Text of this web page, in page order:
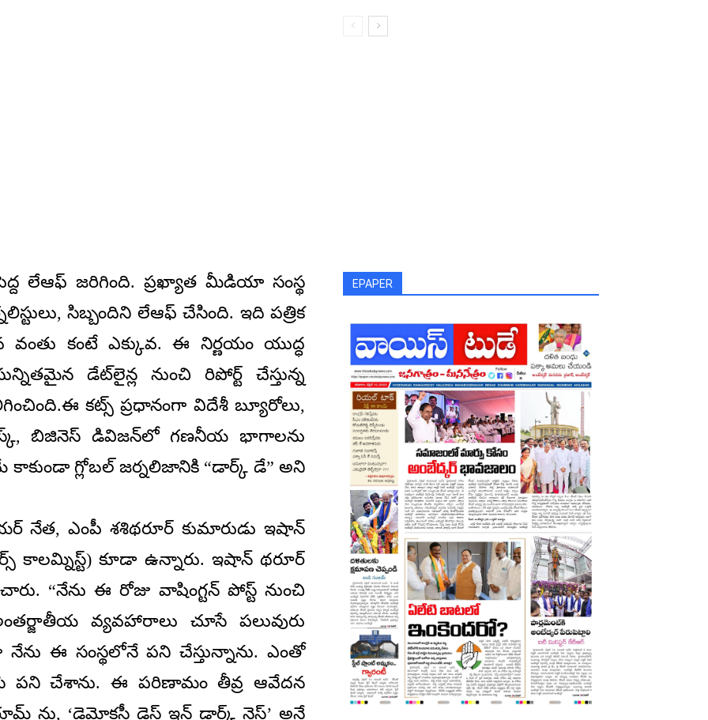
లేఆఫ్ జరిగింది. ప్రఖ్యాత మీడియా సంస్థ
సిబ్బందిని లేఆఫ్ చేసింది. ఇది పత్రిక
కంటే ఎక్కువ. ఈ నిర్ణయం యుద్ధ
డేట్‌లైన్ల నుంచి రిపోర్ట్ చేస్తున్న
కట్స్ ప్రధానంగా విదేశీ బ్యూరోలు,
బిజినెస్ డివిజన్‌లో గణనీయ భాగాలను
గ్లోబల్ జర్నలిజానికి “డార్క్ డే” అని
నేత, ఎంపీ శశిథరూర్ కుమారుడు ఇషాన్
కాలమ్నిస్ట్) కూడా ఉన్నారు. ఇషాన్ థరూర్
“నేను ఈ రోజు వాషింగ్టన్ పోస్ట్ నుంచి
వ్యవహారాలు చూసే పలువురు
ఈ సంస్థలోనే పని చేస్తున్నాను. ఎంతో
పని చేశాను. ఈ పరిణామం తీవ్ర ఆవేదన
ను, ‘డెమోక్రసీ డైస్ ఇన్ డార్క్ నెస్’ అనే
EPAPER